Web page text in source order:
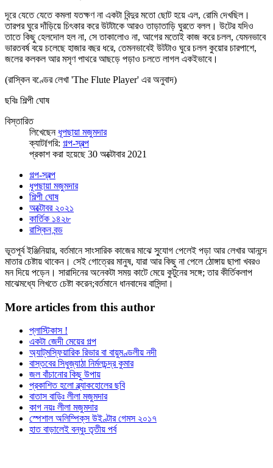
দূরে যেতে যেতে কমলা যতক্ষণ না একটা বিন্দুর মতো ছোট হয়ে এল, রোমি দেখছিল।
তারপর ঘুরে দাঁড়িয়ে চিৎকার করে উটটাকে আরও তাড়াতাড়ি ঘুরতে বলল। উটের যদিও
তাতে কিছু হেলদোল হল না, সে তাকালোও না, আগের মতোই কাজ করে চলল, যেমনভাবে
ভারতবর্ষ বয়ে চলেছে হাজার বছর ধরে, তেমনভাবেই উটটাও ঘুরে চলল কুয়োর চারপাশে,
জলের কলকল আর মসৃণ পাথরে আছড়ে পড়াও চলতে লাগল একইভাবে।
(রাস্কিন বণ্ডের লেখা 'The Flute Player' এর অনুবাদ)
ছবিঃ শিল্পী ঘোষ
বিস্তারিত
লিখেছেন ধূপছায়া মজুমদার
ক্যাটfগরি: গল্প-স্বল্প
প্রকাশ করা হয়েছে 30 অক্টোবার 2021
গল্প-স্বল্প
ধূপছায়া মজুমদার
শিল্পী ঘোষ
অক্টোবর ২০২১
কার্তিক ১৪২৮
রাস্কিন বন্ড
ভূতপূর্ব ইঞ্জিনিয়ার, বর্তমানে সাংসারিক কাজের মাঝে সু্যোগ পেলেই পড়া আর লেখার আনন্দে
মাতার চেষ্টায় থাকেন। সেই গোত্রের মানুষ, যারা আর কিছু না পেলে ঠোঙ্গায় ছাপা খবরও
মন দিয়ে পড়েন। সারাদিনের অনেকটা সময় কাটে মেয়ে কুটুনের সঙ্গে; তার কীর্তিকলাপ
মাঝেমধ্যে লিখতে চেষ্টা করেন;বর্তমানে ধানবাদের বাসিন্দা।
More articles from this author
প্লাস্টিকাস !
একটা জেদী মেয়ের গল্প
অ্যাট্‌মস্ফিয়ারিক রিভার বা বায়ুমণ্ডলীয় নদী
বাস্তবের সিধুজ্যাঠা নির্মলচন্দ্র কুমার
জল বাঁচানোর কিছু উপায়
প্রকাশিত হলো ব্ল্যাকহোলের ছবি
বাতাস বাড়িঃ লীলা মজুমদার
কাগ নয়ঃ লীলা মজুমদার
স্পেশাল অলিম্পিক্‌স উইণ্টার গেমস ২০১৭
হাত বাড়ালেই বন্ধুঃ তৃতীয় পর্ব